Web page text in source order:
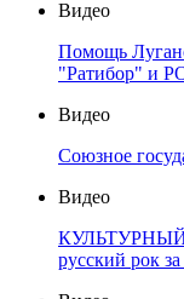
Видео
Помощь
"Ратибор" и
Видео
Союзное
Видео
КУЛЬТУРНЫЙ
русский рок